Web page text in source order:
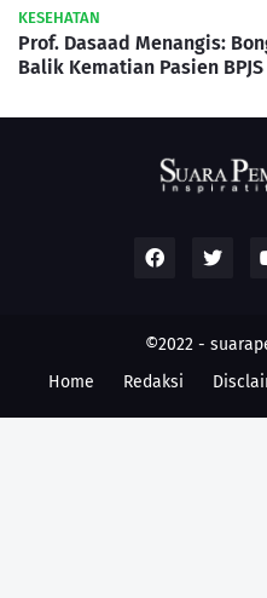
KESEHATAN
Prof. Dasaad Menangis:
Balik Kematian Pasien
©2022 -
Home
Redaksi